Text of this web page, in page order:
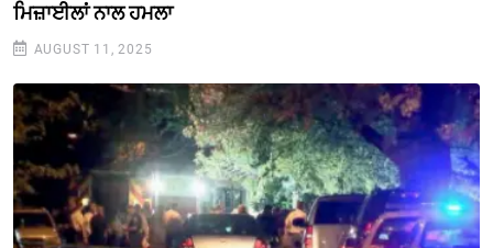
ਮਿਜ਼ਾਈਲਾਂ ਨਾਲ ਹਮਲਾ
AUGUST 11, 2025